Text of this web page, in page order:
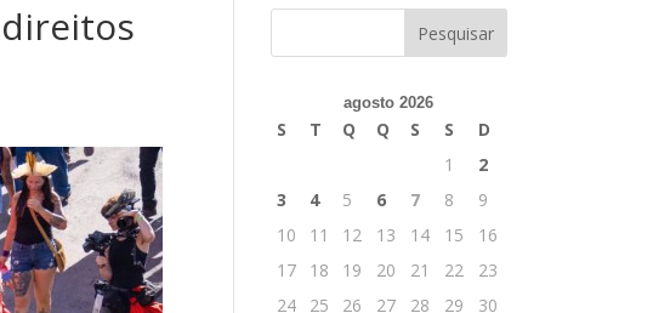
agosto 2026
S T Q Q S S
D
1
2
3
4 5 6 7 8
9
10
11 12 13 14 15
16
17
18 19 20 21 22
23
24
25 26 27 28 29
30